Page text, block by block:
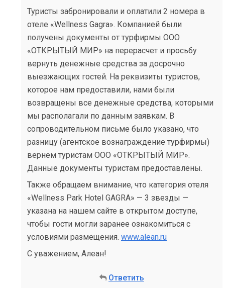
Туристы забронировали и оплатили 2 номера в
отеле «Wellness Gagra». Компанией были
получены документы от турфирмы ООО
«ОТКРЫТЫЙ МИР» на перерасчет и просьбу
вернуть денежные средства за досрочно
выезжающих гостей. На реквизиты туристов,
которое нам предоставили, нами были
возвращены все денежные средства, которыми
мы располагали по данным заявкам. В
сопроводительном письме было указано, что
разницу (агентское вознаграждение турфирмы)
вернем туристам ООО «ОТКРЫТЫЙ МИР».
Данные документы туристам предоставлены.
Также обращаем внимание, что категория отеля
«Wellness Park Hotel GAGRA» — 3 звезды —
указана на нашем сайте в открытом доступе,
чтобы гости могли заранее ознакомиться с
условиями размещения. www.alean.ru
С уважением, Алеан!
Ответить